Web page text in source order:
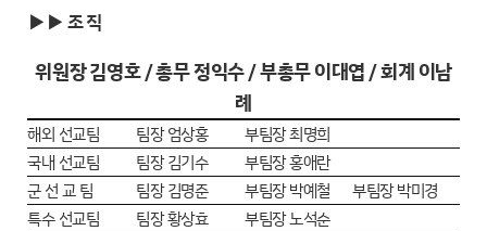
▶▶ 조 직
위원장 김영호 / 총무 정익수 / 부총무 이대엽 / 회계 이남
례
해외 선교팀 팀장 엄상홍
부팀장 최명희
국내 선교팀
팀장 김기수
부팀장 홍애란
군 선 교 팀
팀장 김명준 부팀장 박예철
부팀장 박미경
특수 선교팀
팀장 황상효
부팀장 노석순